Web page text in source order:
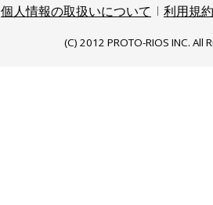
個人情報の取扱いについて 利用規約
(C) 2012 PROTO-RIOS INC. All